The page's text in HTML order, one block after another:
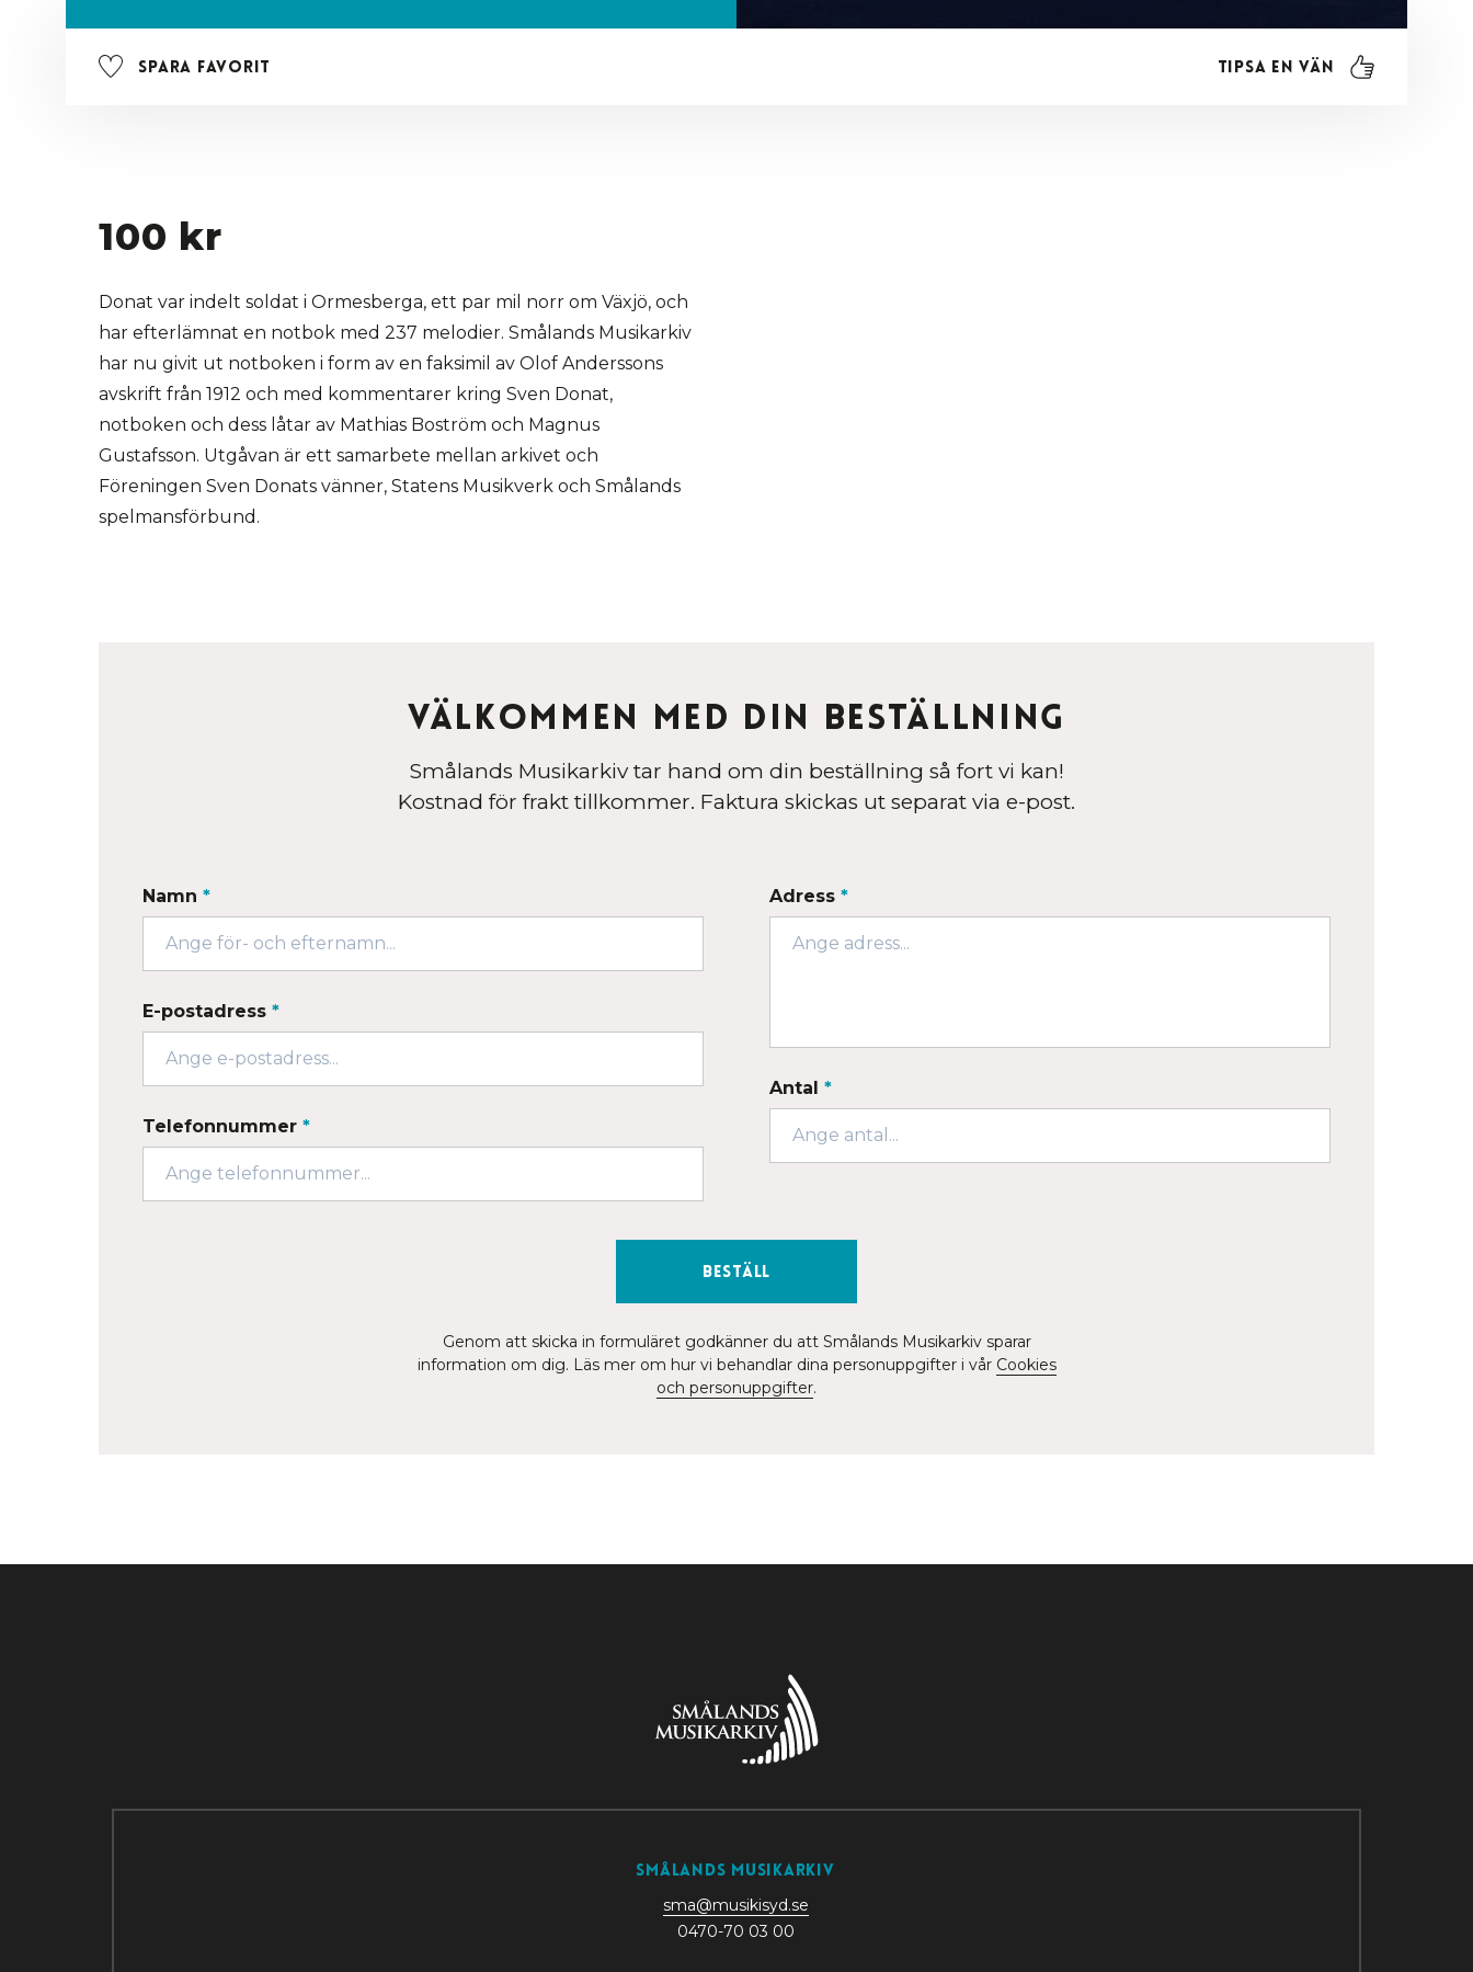
Spara favorit Tipsa en vän
100 kr
Donat var indelt soldat i Ormesberga, ett par mil norr om Växjö, och
har efterlämnat en notbok med 237 melodier. Smålands Musikarkiv
har nu givit ut notboken i form av en faksimil av Olof Anderssons
avskrift från 1912 och med kommentarer kring Sven Donat,
notboken och dess låtar av Mathias Boström och Magnus
Gustafsson. Utgåvan är ett samarbete mellan arkivet och
Föreningen Sven Donats vänner, Statens Musikverk och Smålands
spelmansförbund.
Välkommen med din beställning
Smålands Musikarkiv tar hand om din beställning så fort vi kan!
Kostnad för frakt tillkommer. Faktura skickas ut separat via e-post.
Namn *
E-postadress *
Telefonnummer *
Adress *
Antal *
Beställ
Genom att skicka in formuläret godkänner du att Smålands Musikarkiv sparar
information om dig. Läs mer om hur vi behandlar dina personuppgifter i vår Cookies
och personuppgifter.
Smålands Musikarkiv
sma@musikisyd.se
0470-70 03 00